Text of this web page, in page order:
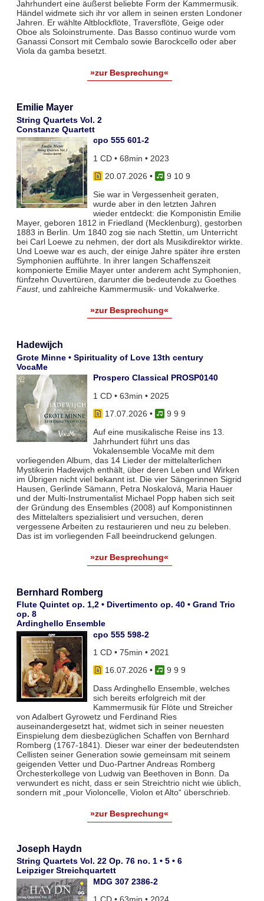
Jahrhundert eine äußerst beliebte Form der Kammermusik.
Händel widmete sich ihr vor allem in seinen ersten Londoner
Jahren. Er wählte Altblockflöte, Traversflöte, Geige oder
Oboe als Soloinstrumente. Das Basso continuo wurde vom
Ganassi Consort mit Cembalo sowie Barockcello oder aber
Viola da gamba besetzt.
»zur Besprechung«
Emilie Mayer
String Quartets Vol. 2
Constanze Quartett
cpo 555 601-2
1 CD • 68min • 2023
20.07.2026 •
9 10 9
Sie war in Vergessenheit geraten,
wurde aber in den letzten Jahren
wieder entdeckt: die Komponistin Emilie
Mayer, geboren 1812 in Friedland (Mecklenburg), gestorben
1883 in Berlin. Um 1840 zog sie nach Stettin, um Unterricht
bei Carl Loewe zu nehmen, der dort als Musikdirektor wirkte.
Und Loewe war es auch, der einige Jahre später ihre ersten
Symphonien aufführte. In ihrer langen Schaffenszeit
komponierte Emilie Mayer unter anderem acht Symphonien,
fünfzehn Ouvertüren, darunter die bedeutende zu Goethes
Faust, und zahlreiche Kammermusik- und Vokalwerke.
»zur Besprechung«
Hadewijch
Grote Minne • Spirituality of Love 13th century
VocaMe
Prospero Classical PROSP0140
1 CD • 63min • 2025
17.07.2026 •
9 9 9
Auf eine musikalische Reise ins 13.
Jahrhundert führt uns das
Vokalensemble VocaMe mit dem
vorliegenden Album, das 14 Lieder der mittelalterlichen
Mystikerin Hadewijch enthält, über deren Leben und Wirken
im Übrigen nicht viel bekannt ist. Die vier Sängerinnen Sigrid
Hausen, Gerlinde Sämann, Petra Noskalová, Maria Hauer
und der Multi-Instrumentalist Michael Popp haben sich seit
der Gründung des Ensembles (2008) auf Komponistinnen
des Mittelalters spezialisiert und versuchen, deren
vergessene Arbeiten zu restaurieren und neu zu beleben.
Das ist im vorliegenden Fall beeindruckend gelungen.
»zur Besprechung«
Bernhard Romberg
Flute Quintet op. 1,2 • Divertimento op. 40 • Grand Trio
op. 8
Ardinghello Ensemble
cpo 555 598-2
1 CD • 75min • 2021
16.07.2026 •
9 9 9
Dass Ardinghello Ensemble, welches
sich bereits erfolgreich mit der
Kammermusik für Flöte und Streicher
von Adalbert Gyrowetz und Ferdinand Ries
auseinandergesetzt hat, widmet sich in seiner neuesten
Einspielung dem diesbezüglichen Schaffen von Bernhard
Romberg (1767-1841). Dieser war einer der bedeutendsten
Cellisten seiner Generation sowie gemeinsam mit seinem
geigenden Vetter und Duo-Partner Andreas Romberg
Orchesterkollege von Ludwig van Beethoven in Bonn. Da
verwundert es nicht, dass er sein Streichtrio nicht wie üblich,
sondern mit „pour Violoncelle, Violon et Alto“ überschrieb.
»zur Besprechung«
Joseph Haydn
String Quartets Vol. 22 Op. 76 no. 1 • 5 • 6
Leipziger Streichquartett
MDG 307 2386-2